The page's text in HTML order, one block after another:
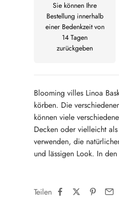
Sie können Ihre
Bestellung innerhalb
einer Bedenkzeit von
14 Tagen
zurückgeben
Blooming villes Linoa
körben. Die
können viele
Decken oder vielleicht
verwenden, die
und lässigen Look. In
Teilen